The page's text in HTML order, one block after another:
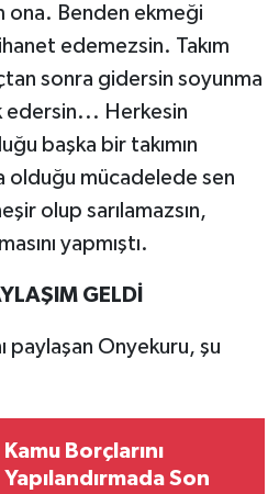
ona. Benden ekmeği
edemezsin. Takım
sonra gidersin soyunma
edersin... Herkesin
başka bir takımın
olduğu mücadelede sen
olup sarılamazsın,
yapmıştı.
GELDİ
paylaşan Onyekuru, şu
Kamu Borçlarını
Yapılandırmada Son